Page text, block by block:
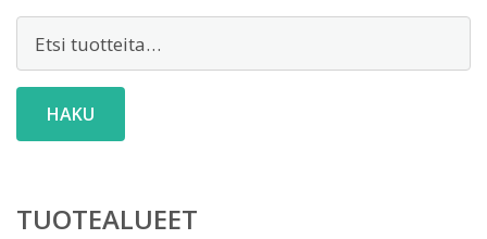
HAKU
TUOTEALUEET